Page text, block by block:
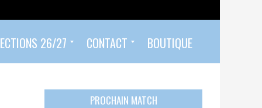
26/27 CONTACT BOUTIQUE
PROCHAIN MATCH